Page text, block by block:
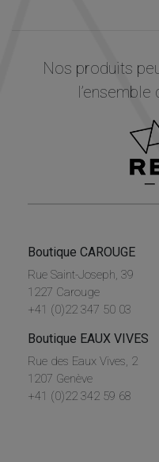
Nos produits
Boutique CAROUGE
Rue Saint-Joseph, 39
1227 Carouge
+41 (0)22 347 50 03
Boutique EAUX VIVES
Rue des Eaux Vives, 2
1207 Genève
+41 (0)22 342 59 68